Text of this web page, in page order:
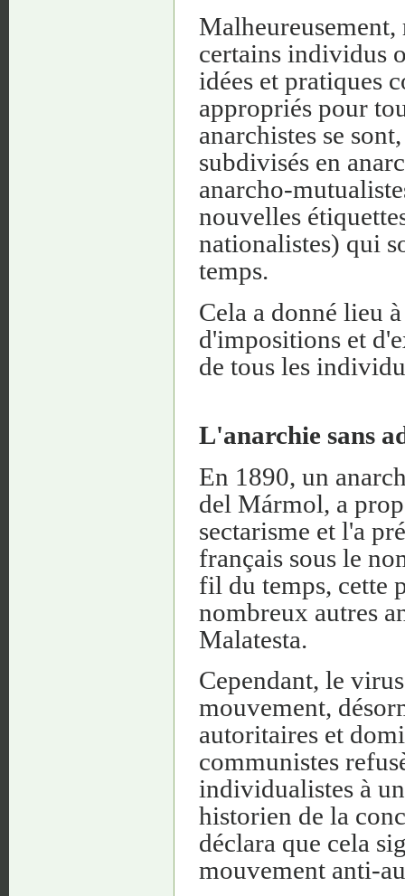
Malheureusement,
certains individus
idées et pratiques
appropriés pour
anarchistes se
subdivisés en
anarcho-
nouvelles
nationalistes) qui
temps.
Cela a donné lieu
d'impositions et
de tous les
L'anarchie sans
En 1890, un
del Mármol, a
sectarisme et l'a
français sous le
fil du temps, cette
nombreux autres
Malatesta.
Cependant, le
mouvement,
autoritaires et
communistes
individualistes à
historien de la
déclara que cela
mouvement anti-